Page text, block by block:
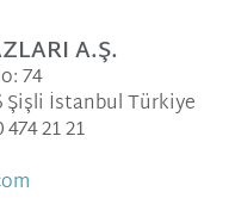
A.Ş.
74
Şişli İstanbul Türkiye
474 21 21